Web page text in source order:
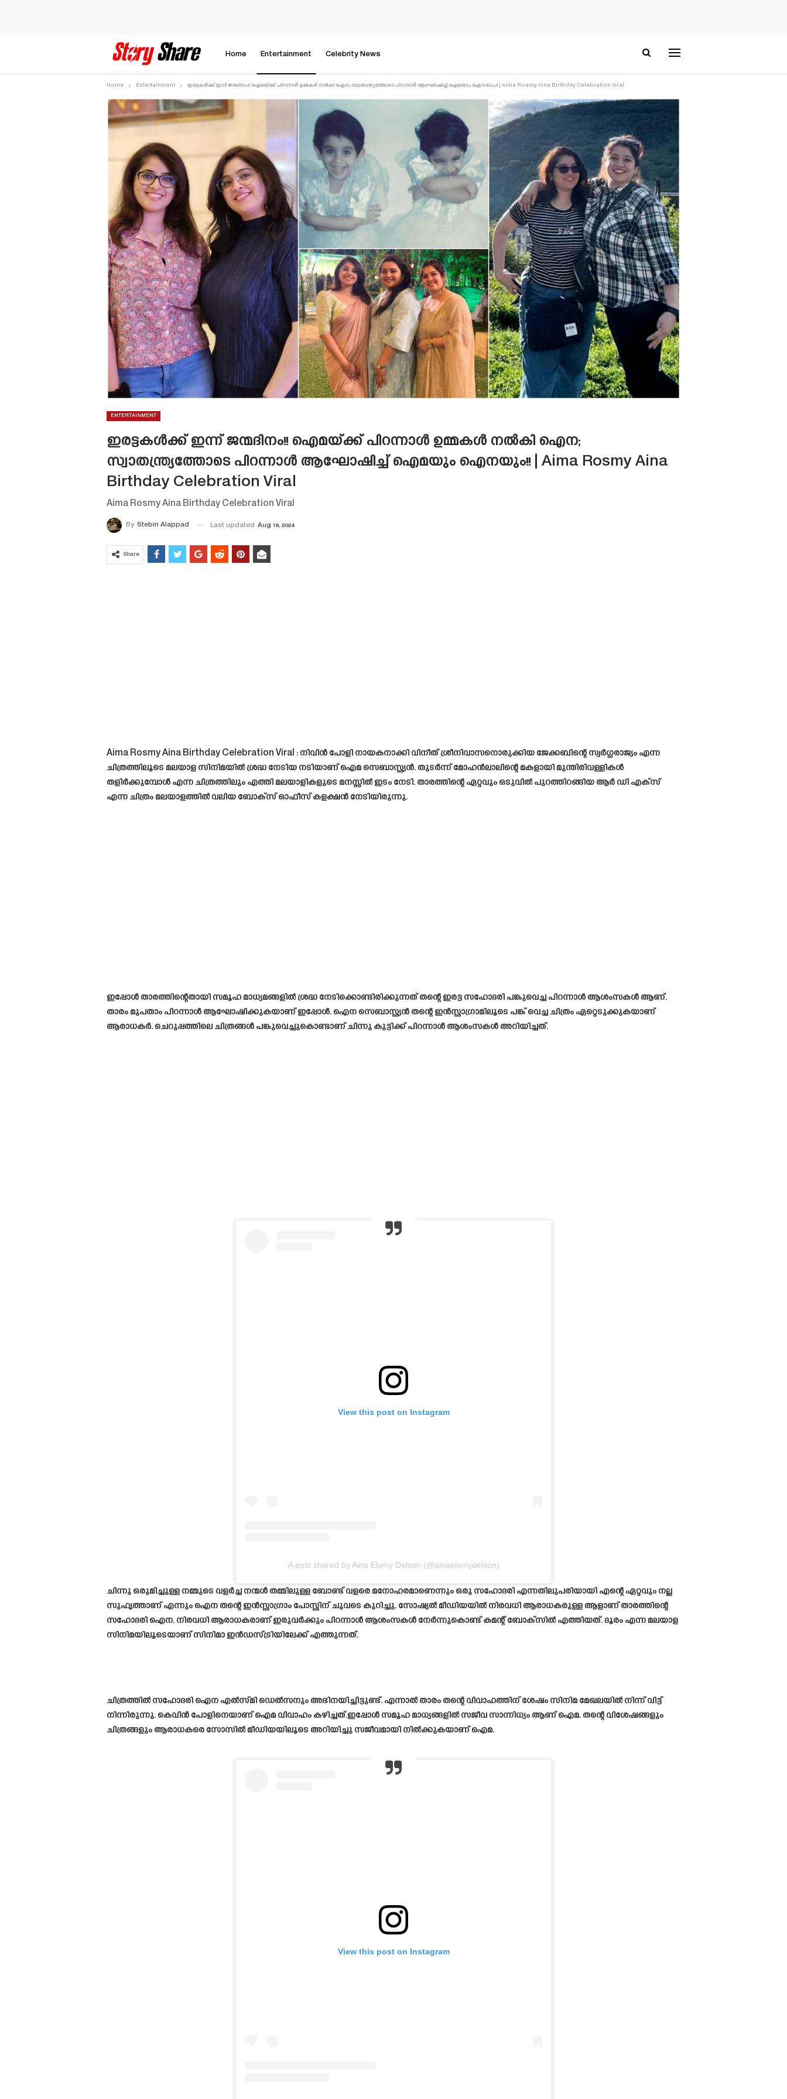
Home Entertainment Celebrity News
Home Entertainment ഇരട്ടകൾക്ക് ഇന്ന് ജന്മദിനം!! ഐമയ്ക്ക് പിറന്നാൾ ഉമ്മകൾ നൽകി ഐന; സ്വാതന്ത്ര്യത്തോടെ പിറന്നാൾ ആഘോഷിച്ച് ഐമയും ഐനയും!! | Aima Rosmy Aina Birthday Celebration Viral
ENTERTAINMENT
ഇരട്ടകൾക്ക് ഇന്ന് ജന്മദിനം!! ഐമയ്ക്ക് പിറന്നാൾ ഉമ്മകൾ നൽകി ഐന;
സ്വാതന്ത്ര്യത്തോടെ പിറന്നാൾ ആഘോഷിച്ച് ഐമയും ഐനയും!! | Aima Rosmy Aina
Birthday Celebration Viral
Aima Rosmy Aina Birthday Celebration Viral
By Stebin Alappad Last updated Aug 19, 2024
Share
Aima Rosmy Aina Birthday Celebration Viral : നിവിൻ പോളി നായകനാക്കി വിനീത് ശ്രീനിവാസനൊരുക്കിയ ജേക്കബിന്റെ സ്വർഗ്ഗരാജ്യം എന്ന
ചിത്രത്തിലൂടെ മലയാള സിനിമയിൽ ശ്രദ്ധ നേടിയ നടിയാണ് ഐമ സെബാസ്റ്റ്യൻ. തുടർന്ന് മോഹൻലാലിന്റെ മകളായി മുന്തിരിവള്ളികൾ
തളിർക്കുമ്പോൾ എന്ന ചിത്രത്തിലും എത്തി മലയാളികളുടെ മനസ്സിൽ ഇടം നേടി. താരത്തിന്റെ ഏറ്റവും ഒടുവിൽ പുറത്തിറങ്ങിയ ആർ ഡി എക്സ്
എന്ന ചിത്രം മലയാളത്തിൽ വലിയ ബോക്സ് ഓഫീസ് കളക്ഷൻ നേടിയിരുന്നു.
ഇപ്പോൾ താരത്തിന്റെതായി സമൂഹ മാധ്യമങ്ങളിൽ ശ്രദ്ധ നേടിക്കൊണ്ടിരിക്കുന്നത് തന്റെ ഇരട്ട സഹോദരി പങ്കുവെച്ച പിറന്നാൾ ആശംസകൾ ആണ്.
താരം മുപതാം പിറന്നാൾ ആഘോഷിക്കുകയാണ് ഇപ്പോൾ. ഐന സെബാസ്റ്റ്യൻ തന്റെ ഇൻസ്റ്റാഗ്രാമിലൂടെ പങ്ക് വെച്ച ചിത്രം ഏറ്റെടുക്കുകയാണ്
ആരാധകർ. ചെറുപ്പത്തിലെ ചിത്രങ്ങൾ പങ്കുവെച്ചുകൊണ്ടാണ് ചിന്നു കുട്ടിക്ക് പിറന്നാൾ ആശംസകൾ അറിയിച്ചത്.
View this post on Instagram
A post shared by Aina Elsmy Delson (@ainaelsmydelson)
ചിന്നു ഒരുമിച്ചുള്ള നമ്മുടെ വളർച്ച നന്മൾ തമ്മിലുള്ള ബോണ്ട്‌ വളരെ മനോഹരമാണെന്നും ഒരു സഹോദരി എന്നതിലുപരിയായി എന്റെ ഏറ്റവും നല്ല
സുഹൃത്താണ് എന്നും ഐന തന്റെ ഇൻസ്റ്റാഗ്രാം പോസ്റ്റിന് ചുവടെ കുറിച്ചു. സോഷ്യൽ മീഡിയയിൽ നിരവധി ആരാധകരുള്ള ആളാണ് താരത്തിന്റെ
സഹോദരി ഐന. നിരവധി ആരാധകരാണ് ഇരുവർക്കും പിറന്നാൾ ആശംസകൾ നേർന്നുകൊണ്ട് കമന്റ് ബോക്സിൽ എത്തിയത്. ദൂരം എന്ന മലയാള
സിനിമയിലൂടെയാണ് സിനിമാ ഇൻഡസ്ട്രിയിലേക്ക് എത്തുന്നത്.
ചിത്രത്തിൽ സഹോദരി ഐന എൽസ്മി ഡെൽസനും അഭിനയിച്ചിട്ടുണ്ട്. എന്നാൽ താരം തന്റെ വിവാഹത്തിന് ശേഷം സിനിമ മേഖലയിൽ നിന്ന് വിട്ട്
നിന്നിരുന്നു. കെവിൻ പോളിനെയാണ് ഐമ വിവാഹം കഴിച്ചത്.ഇപ്പോൾ സമൂഹ മാധ്യങ്ങളിൽ സജീവ സാന്നിധ്യം ആണ് ഐമ. തന്റെ വിശേഷങ്ങളും
ചിത്രങ്ങളും ആരാധകരെ സോസിൽ മീഡിയയിലൂടെ അറിയിച്ചു സജീവമായി നിൽക്കുകയാണ് ഐമ.
View this post on Instagram